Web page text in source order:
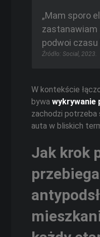
„Mam sporo
zastanawiam
podwoi czasu
Źródło: Social, 2023.
W kontekście
bywawykrywanie
zachodzi potrzeba
auta w bliskich
Jak krok